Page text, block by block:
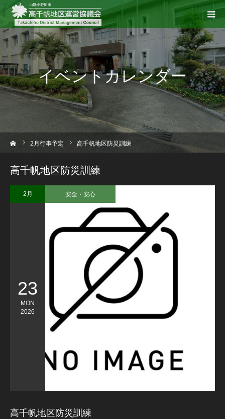
イベントカレンダー
2月行事予定 高千帆地区防災訓練
高千帆地区防災訓練
2月
23
MON
2026
安全・安心
高千帆地区防災訓練